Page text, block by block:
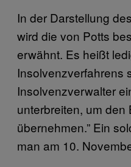
In der Darstellung
wird die von Potts
erwähnt. Es heißt
Insolvenzverfahrens
Insolvenzverwalter
unterbreiten, um den
übernehmen.” Ein
man am 10.